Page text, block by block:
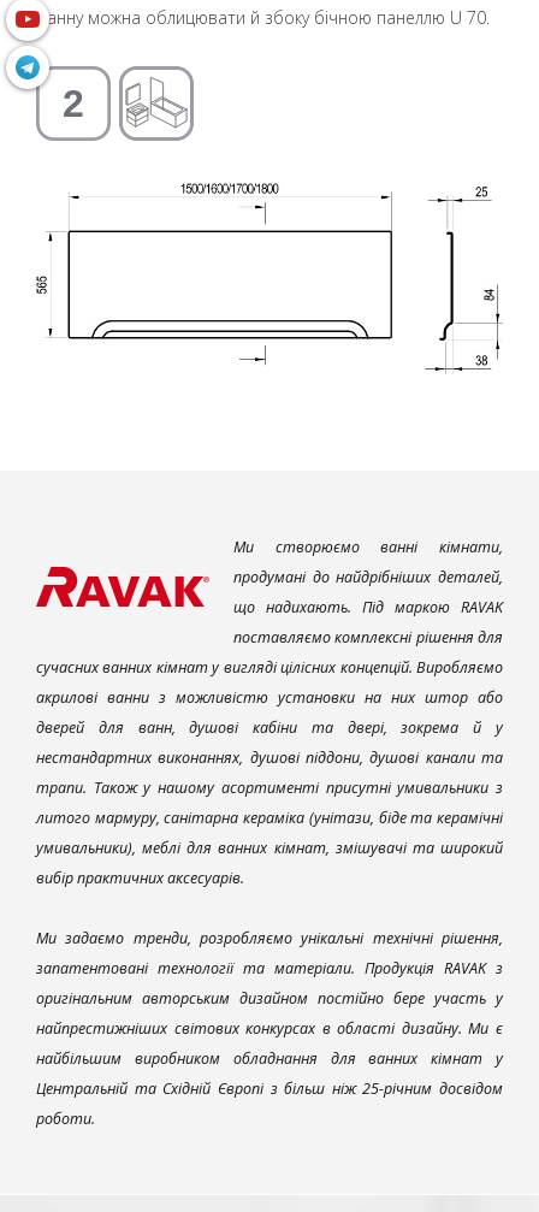
Ванну можна облицювати й збоку бічною панеллю U 70.
Ми створюємо ванні кімнати,
продумані до найдрібніших деталей,
що надихають. Під маркою RAVAK
поставляємо комплексні рішення для
сучасних ванних кімнат у вигляді цілісних концепцій. Виробляємо
акрилові ванни з можливістю установки на них штор або
дверей для ванн, душові кабіни та двері, зокрема й у
нестандартних виконаннях, душові піддони, душові канали та
трапи. Також у нашому асортименті присутні умивальники з
литого мармуру, санітарна кераміка (унітази, біде та керамічні
умивальники), меблі для ванних кімнат, змішувачі та широкий
вибір практичних аксесуарів.
Ми задаємо тренди, розробляємо унікальні технічні рішення,
запатентовані технології та матеріали. Продукція RAVAK з
оригінальним авторським дизайном постійно бере участь у
найпрестижніших світових конкурсах в області дизайну. Ми є
найбільшим виробником обладнання для ванних кімнат у
Центральній та Східній Європі з більш ніж 25-річним досвідом
роботи.